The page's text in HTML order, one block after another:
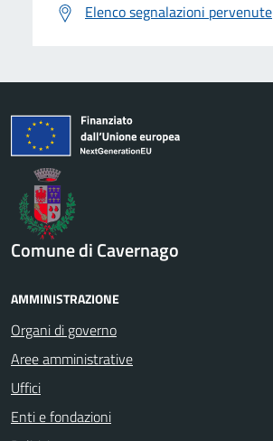
Elenco segnalazioni pervenute
Comune di Cavernago
AMMINISTRAZIONE
Organi di governo
Aree amministrative
Uffici
Enti e fondazioni